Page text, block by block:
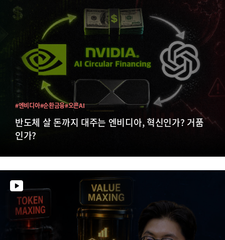
반도체 살 돈까지 대주는 엔비디아, 혁신인가? 거품
인가?
#엔비디아#순환금융#오픈AI